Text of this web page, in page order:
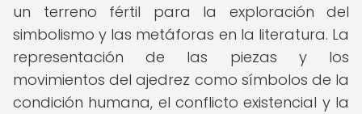
un terreno fértil para la exploración del
simbolismo y las metáforas en la literatura. La
representación de las piezas y los
movimientos del ajedrez como símbolos de la
condición humana, el conflicto existencial y la